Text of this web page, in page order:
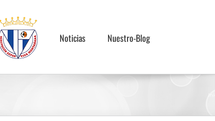
Noticias Nuestro-Blog